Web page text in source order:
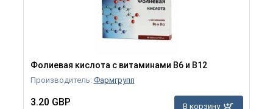
Фолиевая кислота с витаминами B6 и B12
Производитель: Фармгрупп
3.20 GBP В корзину